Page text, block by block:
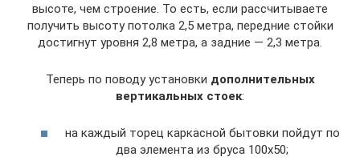
высоте, чем строение. То есть, если рассчитываете
получить высоту потолка 2,5 метра, передние стойки
достигнут уровня 2,8 метра, а задние — 2,3 метра.
Теперь по поводу установки дополнительных
вертикальных стоек:
на каждый торец каркасной бытовки пойдут по
два элемента из бруса 100х50;